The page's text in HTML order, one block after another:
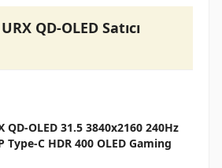
QD-OLED Satıcı
QD-OLED 31.5 3840x2160 240Hz
Type-C HDR 400 OLED Gaming